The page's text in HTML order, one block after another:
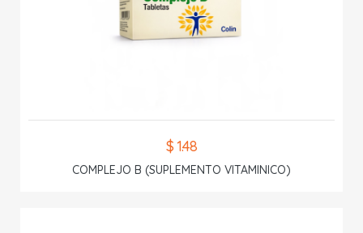
$ 1.48
COMPLEJO B (SUPLEMENTO VITAMINICO)